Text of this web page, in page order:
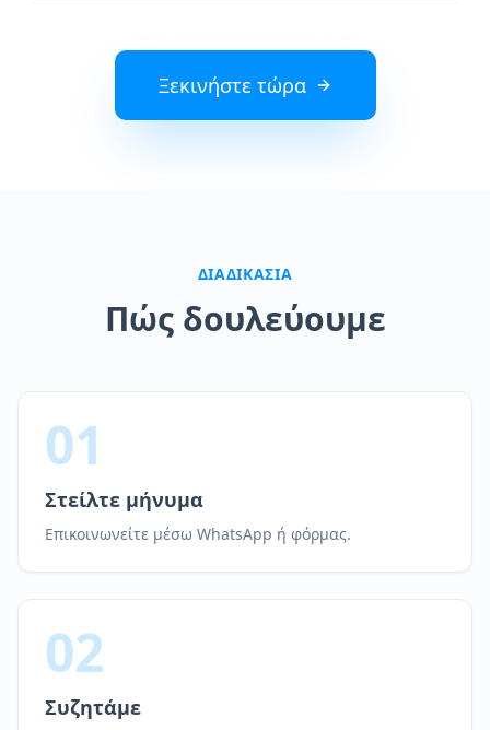
Ξεκινήστε τώρα
ΔΙΑΔΙΚΑΣΊΑ
Πώς δουλεύουμε
01
Στείλτε μήνυμα
Επικοινωνείτε μέσω WhatsApp ή φόρμας.
02
Συζητάμε